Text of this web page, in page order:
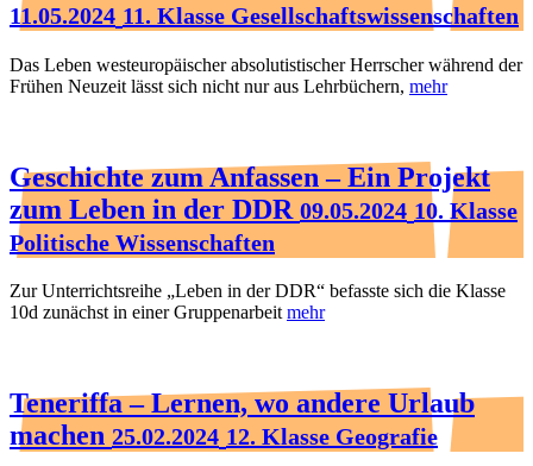
11.05.2024 11. Klasse Gesellschaftswissenschaften
Das Leben westeuropäischer absolutistischer Herrscher während der
Frühen Neuzeit lässt sich nicht nur aus Lehrbüchern, mehr
Geschichte zum Anfassen – Ein Projekt
zum Leben in der DDR 09.05.2024 10. Klasse
Politische Wissenschaften
Zur Unterrichtsreihe „Leben in der DDR“ befasste sich die Klasse
10d zunächst in einer Gruppenarbeitmehr
Teneriffa – Lernen, wo andere Urlaub
machen 25.02.2024 12. Klasse Geografie